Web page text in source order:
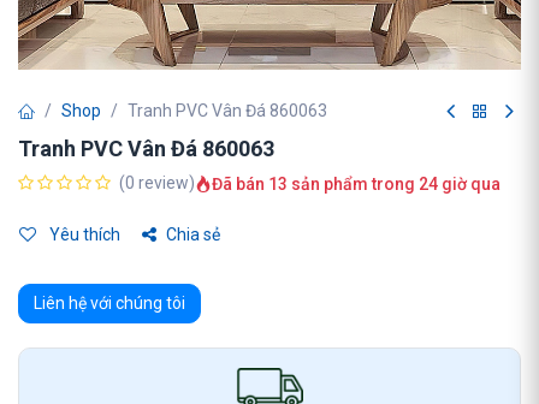
Shop Tranh PVC Vân Đá 860063
Tranh PVC Vân Đá 860063
(0 review) Đã bán 13 sản phẩm trong 24 giờ qua
Yêu thích Chia sẻ
Liên hệ với chúng tôi